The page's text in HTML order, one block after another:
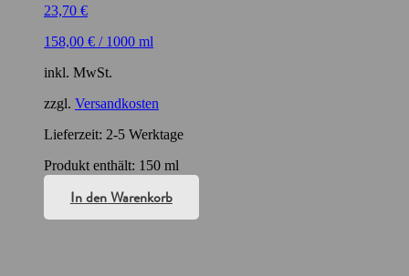
23,70 €
158,00 € / 1000 ml
inkl. MwSt.
zzgl. Versandkosten
Lieferzeit: 2-5 Werktage
Produkt enthält: 150 ml
In den Warenkorb